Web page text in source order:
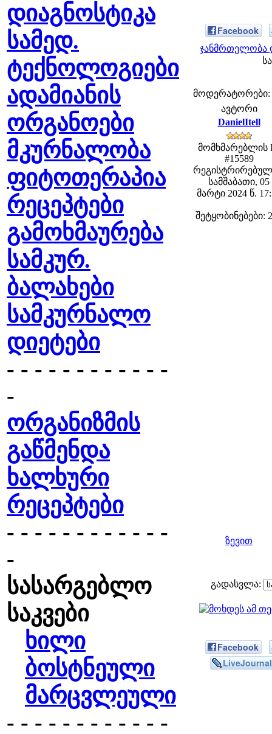
დიაგნოსტიკა
სამედ.
ტექნოლოგიები
ადამიანის
ორგანოები
მკურნალობა
ფიტოთერაპია
რეცეპტები
გამოხმაურება
სამკურ.
ბალახები
სამკურნალო
დიეტები
- - - - - - - - - - - -
-
ორგანიზმის
გაწმენდა
ხალხური
რეცეპტები
- - - - - - - - - - - -
-
სასარგებლო
საკვები
ხილი
ბოსტნეული
მარცვლეული
- - - - - - - - - - - -
Facebook
ჯანმრთელობა
მოდერატორები:
ავტორი
DanielItell
მომხმარებლის
#15589
სამშაბათი, 05
მარტი 2024 წ.
შეტყობინებები:
ზევით
გადასვლა:
Facebook
LiveJournal